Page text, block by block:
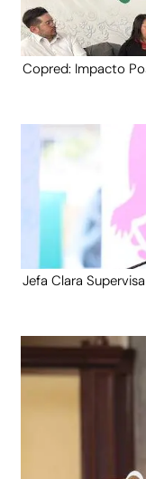
Copred: Impacto
Jefa Clara